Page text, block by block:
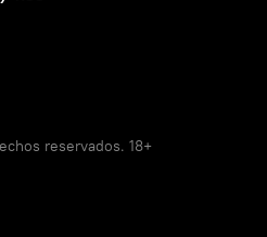
reservados. 18+